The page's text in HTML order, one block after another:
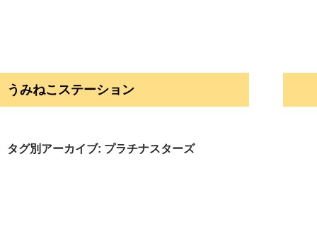
うみねこステーション
検索
タグ別アーカイブ: プラチナスターズ